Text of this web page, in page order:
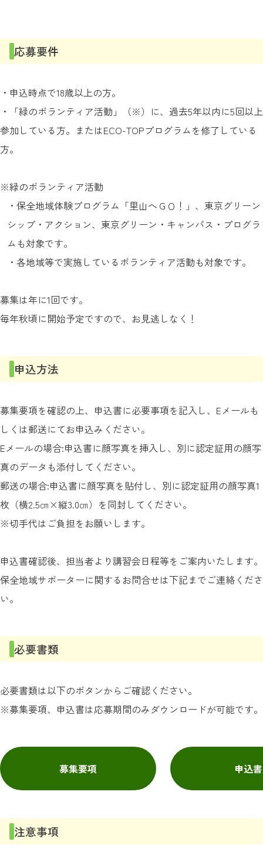
応募要件
・申込時点で18歳以上の方。
・「緑のボランティア活動」（※）に、過去5年以内に5回以上
参加している方。またはECO-TOPプログラムを修了している
方。
※緑のボランティア活動
・保全地域体験プログラム「里山へＧＯ！」、東京グリーン
シップ・アクション、東京グリーン・キャンパス・プログラ
ムも対象です。
・各地域等で実施しているボランティア活動も対象です。
募集は年に1回です。
毎年秋頃に開始予定ですので、お見逃しなく！
申込方法
募集要項を確認の上、申込書に必要事項を記入し、Eメールも
しくは郵送にてお申込みください。
Eメールの場合:申込書に顔写真を挿入し、別に認定証用の顔写
真のデータも添付してください。
郵送の場合:申込書に顔写真を貼付し、別に認定証用の顔写真1
枚（横2.5㎝×縦3.0㎝）を同封してください。
※切手代はご負担をお願いします。
申込書確認後、担当者より講習会日程等をご案内いたします。
保全地域サポーターに関するお問合せは下記までご連絡くださ
い。
必要書類
必要書類は以下のボタンからご確認ください。
※募集要項、申込書は応募期間のみダウンロードが可能です。
募集要項 申込書
注意事項